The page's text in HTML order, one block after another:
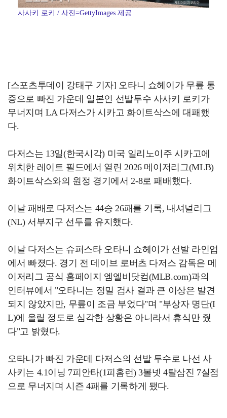
사사키 로키 / 사진=GettyImages 제공
[스포츠투데이 강태구 기자] 오타니 쇼헤이가 무릎 통
증으로 빠진 가운데 일본인 선발투수 사사키 로키가
무너지며 LA 다저스가 시카고 화이트삭스에 대패했
다.
다저스는 13일(한국시각) 미국 일리노이주 시카고에
위치한 레이트 필드에서 열린 2026 메이저리그(MLB)
화이트삭스와의 원정 경기에서 2-8로 패배했다.
이날 패배로 다저스는 44승 26패를 기록, 내셔널리그
(NL) 서부지구 선두를 유지했다.
이날 다저스는 슈퍼스타 오타니 쇼헤이가 선발 라인업
에서 빠졌다. 경기 전 데이브 로버츠 다저스 감독은 메
이저리그 공식 홈페이지 엠엘비닷컴(MLB.com)과의
인터뷰에서 "오타니는 정밀 검사 결과 큰 이상은 발견
되지 않았지만, 무릎이 조금 부었다"며 "부상자 명단(I
L)에 올릴 정도로 심각한 상황은 아니라서 휴식만 줬
다"고 밝혔다.
오타니가 빠진 가운데 다저스의 선발 투수로 나선 사
사키는 4.1이닝 7피안타(1피홈런) 3볼넷 4탈삼진 7실점
으로 무너지며 시즌 4패를 기록하게 됐다.